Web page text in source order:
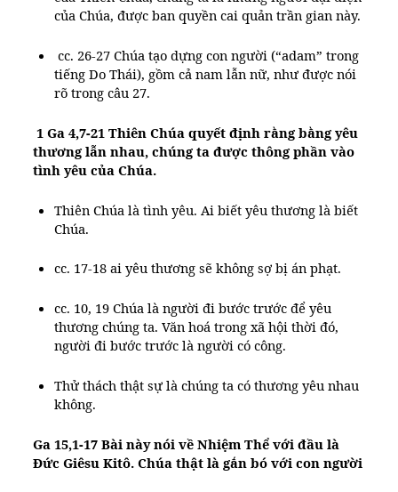
của Chúa, được ban quyền cai quản trần gian này.
cc. 26-27 Chúa tạo dựng con người (“adam” trong
tiếng Do Thái), gồm cả nam lẫn nữ, như được nói
rõ trong câu 27.
1 Ga 4,7-21 Thiên Chúa quyết định rằng bằng yêu
thương lẫn nhau, chúng ta được thông phần vào
tình yêu của Chúa.
Thiên Chúa là tình yêu. Ai biết yêu thương là biết
Chúa.
cc. 17-18 ai yêu thương sẽ không sợ bị án phạt.
cc. 10, 19 Chúa là người đi bước trước để yêu
thương chúng ta. Văn hoá trong xã hội thời đó,
người đi bước trước là người có công.
Thử thách thật sự là chúng ta có thương yêu nhau
không.
Ga 15,1-17 Bài này nói về Nhiệm Thể với đầu là
Đức Giêsu Kitô. Chúa thật là gắn bó với con người